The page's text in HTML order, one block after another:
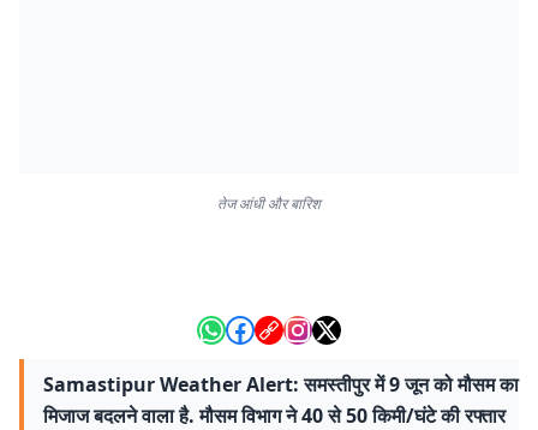
तेज आंधी और बारिश
Samastipur Weather Alert: समस्तीपुर में 9 जून को मौसम का
मिजाज बदलने वाला है. मौसम विभाग ने 40 से 50 किमी/घंटे की रफ्तार